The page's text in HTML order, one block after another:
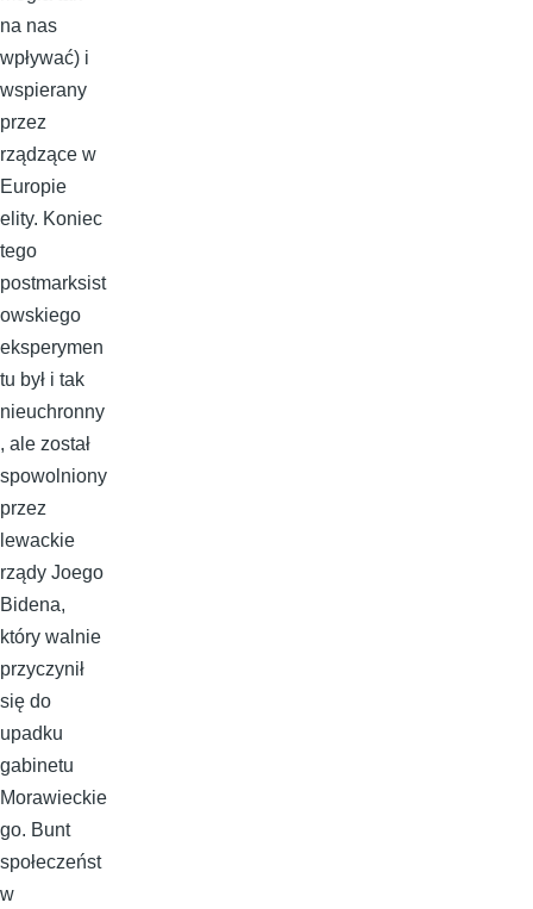
na nas
wpływać) i
wspierany
przez
rządzące w
Europie
elity. Koniec
tego
postmarksist
owskiego
eksperymen
tu był i tak
nieuchronny
, ale został
spowolniony
przez
lewackie
rządy Joego
Bidena,
który walnie
przyczynił
się do
upadku
gabinetu
Morawieckie
go. Bunt
społeczeńst
w